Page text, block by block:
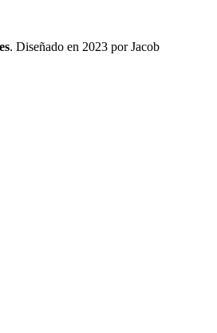
. Diseñado en 2023 por Jacob